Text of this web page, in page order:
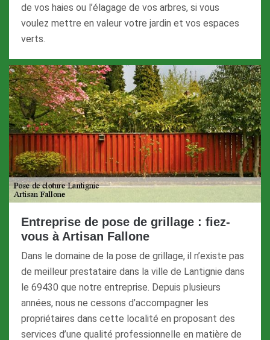
de vos haies ou l’élagage de vos arbres, si vous
voulez mettre en valeur votre jardin et vos espaces
verts.
Entreprise de pose de grillage : fiez-
vous à Artisan Fallone
Dans le domaine de la pose de grillage, il n’existe pas
de meilleur prestataire dans la ville de Lantignie dans
le 69430 que notre entreprise. Depuis plusieurs
années, nous ne cessons d’accompagner les
propriétaires dans cette localité en proposant des
services d’une qualité professionnelle en matière de